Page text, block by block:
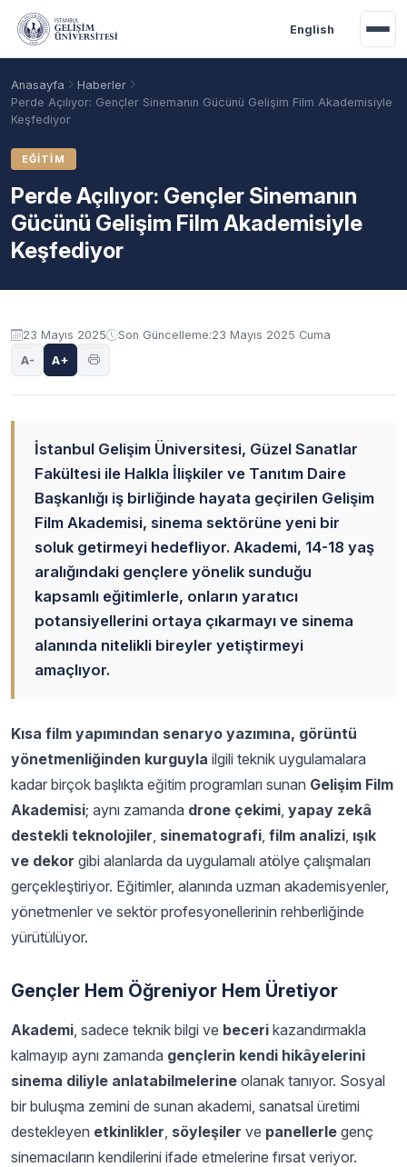
Ana içeriğe geç
English
Anasayfa
Haberler
Perde Açılıyor: Gençler Sinemanın Gücünü Gelişim Film Akademisiyle
Keşfediyor
EĞITIM
Perde Açılıyor: Gençler Sinemanın
Gücünü Gelişim Film Akademisiyle
Keşfediyor
23 Mayıs 2025 Son Güncelleme:23 Mayıs 2025 Cuma
A- A+
İstanbul Gelişim Üniversitesi, Güzel Sanatlar
Fakültesi ile Halkla İlişkiler ve Tanıtım Daire
Başkanlığı iş birliğinde hayata geçirilen Gelişim
Film Akademisi, sinema sektörüne yeni bir
soluk getirmeyi hedefliyor. Akademi, 14-18 yaş
aralığındaki gençlere yönelik sunduğu
kapsamlı eğitimlerle, onların yaratıcı
potansiyellerini ortaya çıkarmayı ve sinema
alanında nitelikli bireyler yetiştirmeyi
amaçlıyor.
Kısa film yapımından senaryo yazımına, görüntü
yönetmenliğinden kurguyla ilgili teknik uygulamalara
kadar birçok başlıkta eğitim programları sunan Gelişim Film
Akademisi; aynı zamanda drone çekimi, yapay zekâ
destekli teknolojiler, sinematografi, film analizi, ışık
ve dekor gibi alanlarda da uygulamalı atölye çalışmaları
gerçekleştiriyor. Eğitimler, alanında uzman akademisyenler,
yönetmenler ve sektör profesyonellerinin rehberliğinde
yürütülüyor.
Gençler Hem Öğreniyor Hem Üretiyor
Akademi, sadece teknik bilgi ve beceri kazandırmakla
kalmayıp aynı zamanda gençlerin kendi hikâyelerini
sinema diliyle anlatabilmelerine olanak tanıyor. Sosyal
bir buluşma zemini de sunan akademi, sanatsal üretimi
destekleyen etkinlikler, söyleşiler ve panellerle genç
sinemacıların kendilerini ifade etmelerine fırsat veriyor.